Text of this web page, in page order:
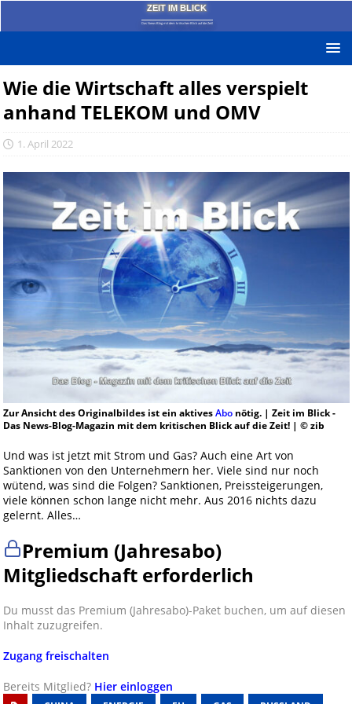
ZEIT IM BLICK
Das News-Blog mit dem kritischen Blick auf die Zeit!
Wie die Wirtschaft alles verspielt
anhand TELEKOM und OMV
1. April 2022
Zur Ansicht des Originalbildes ist ein aktivesAbonötig. | Zeit im Blick -
Das News-Blog-Magazin mit dem kritischen Blick auf die Zeit! | © zib
Und was ist jetzt mit Strom und Gas? Auch eine Art von
Sanktionen von den Unternehmern her. Viele sind nur noch
wütend, was sind die Folgen? Sanktionen, Preissteigerungen,
viele können schon lange nicht mehr. Aus 2016 nichts dazu
gelernt. Alles…
Premium (Jahresabo)
Mitgliedschaft erforderlich
Du musst das Premium (Jahresabo)-Paket buchen, um auf diesen
Inhalt zuzugreifen.
Zugang freischalten
Bereits Mitglied? Hier einloggen